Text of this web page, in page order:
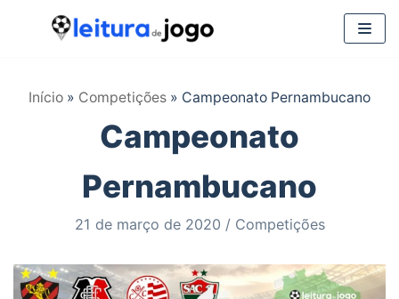
Início » Competições » Campeonato Pernambucano
Campeonato
Pernambucano
21 de março de 2020 Competições